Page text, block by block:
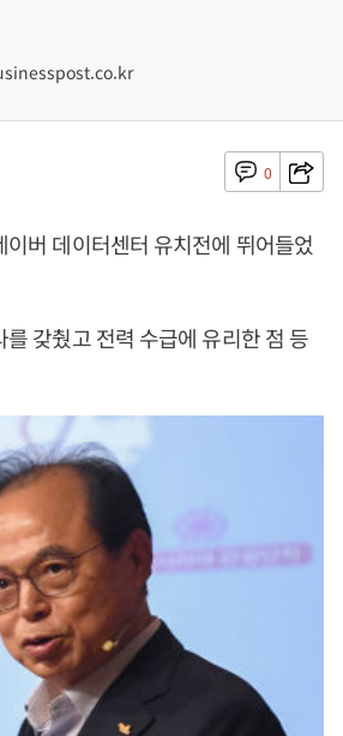
0
버 데이터센터 유치전에 뛰어들었
갖췄고 전력 수급에 유리한 점 등